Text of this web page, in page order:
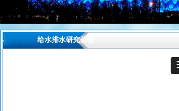
给水排水研究分会